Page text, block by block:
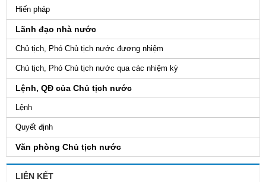
Hiến pháp
Lãnh đạo nhà nước
Chủ tịch, Phó Chủ tịch nước đương nhiệm
Chủ tịch, Phó Chủ tịch nước qua các nhiệm kỳ
Lệnh, QĐ của Chủ tịch nước
Lệnh
Quyết định
Văn phòng Chủ tịch nước
LIÊN KẾT